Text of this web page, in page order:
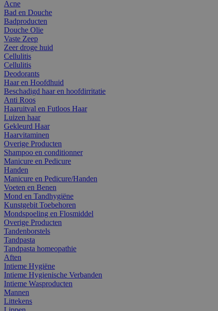
Acne
Bad en Douche
Badproducten
Douche Olie
Vaste Zeep
Zeer droge huid
Cellulitis
Cellulitis
Deodorants
Haar en Hoofdhuid
Beschadigd haar en hoofdirritatie
Anti Roos
Haaruitval en Futloos Haar
Luizen haar
Gekleurd Haar
Haarvitaminen
Overige Producten
Shampoo en conditionner
Manicure en Pedicure
Handen
Manicure en Pedicure/Handen
Voeten en Benen
Mond en Tandhygiëne
Kunstgebit Toebehoren
Mondspoeling en Flosmiddel
Overige Producten
Tandenborstels
Tandpasta
Tandpasta homeopathie
Aften
Intieme Hygiëne
Intieme Hygienische Verbanden
Intieme Wasproducten
Mannen
Littekens